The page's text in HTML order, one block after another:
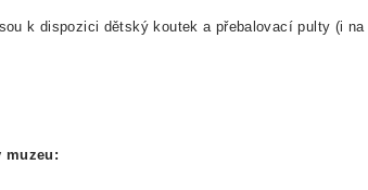
k dispozici dětský koutek a přebalovací pulty (i
muzeu: